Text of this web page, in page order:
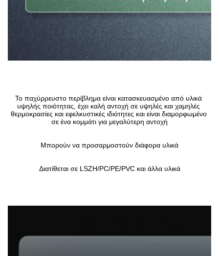
Το παχύρρευστο περίβλημα είναι κατασκευασμένο από υλικά
υψηλής ποιότητας, έχει καλή αντοχή σε υψηλές και χαμηλές
θερμοκρασίες και εφελκυστικές ιδιότητες και είναι διαμορφωμένο
σε ένα κομμάτι για μεγαλύτερη αντοχή
Μπορούν να προσαρμοστούν διάφορα υλικά
Διατίθεται σε LSZH/PC/PE/PVC και άλλα υλικά